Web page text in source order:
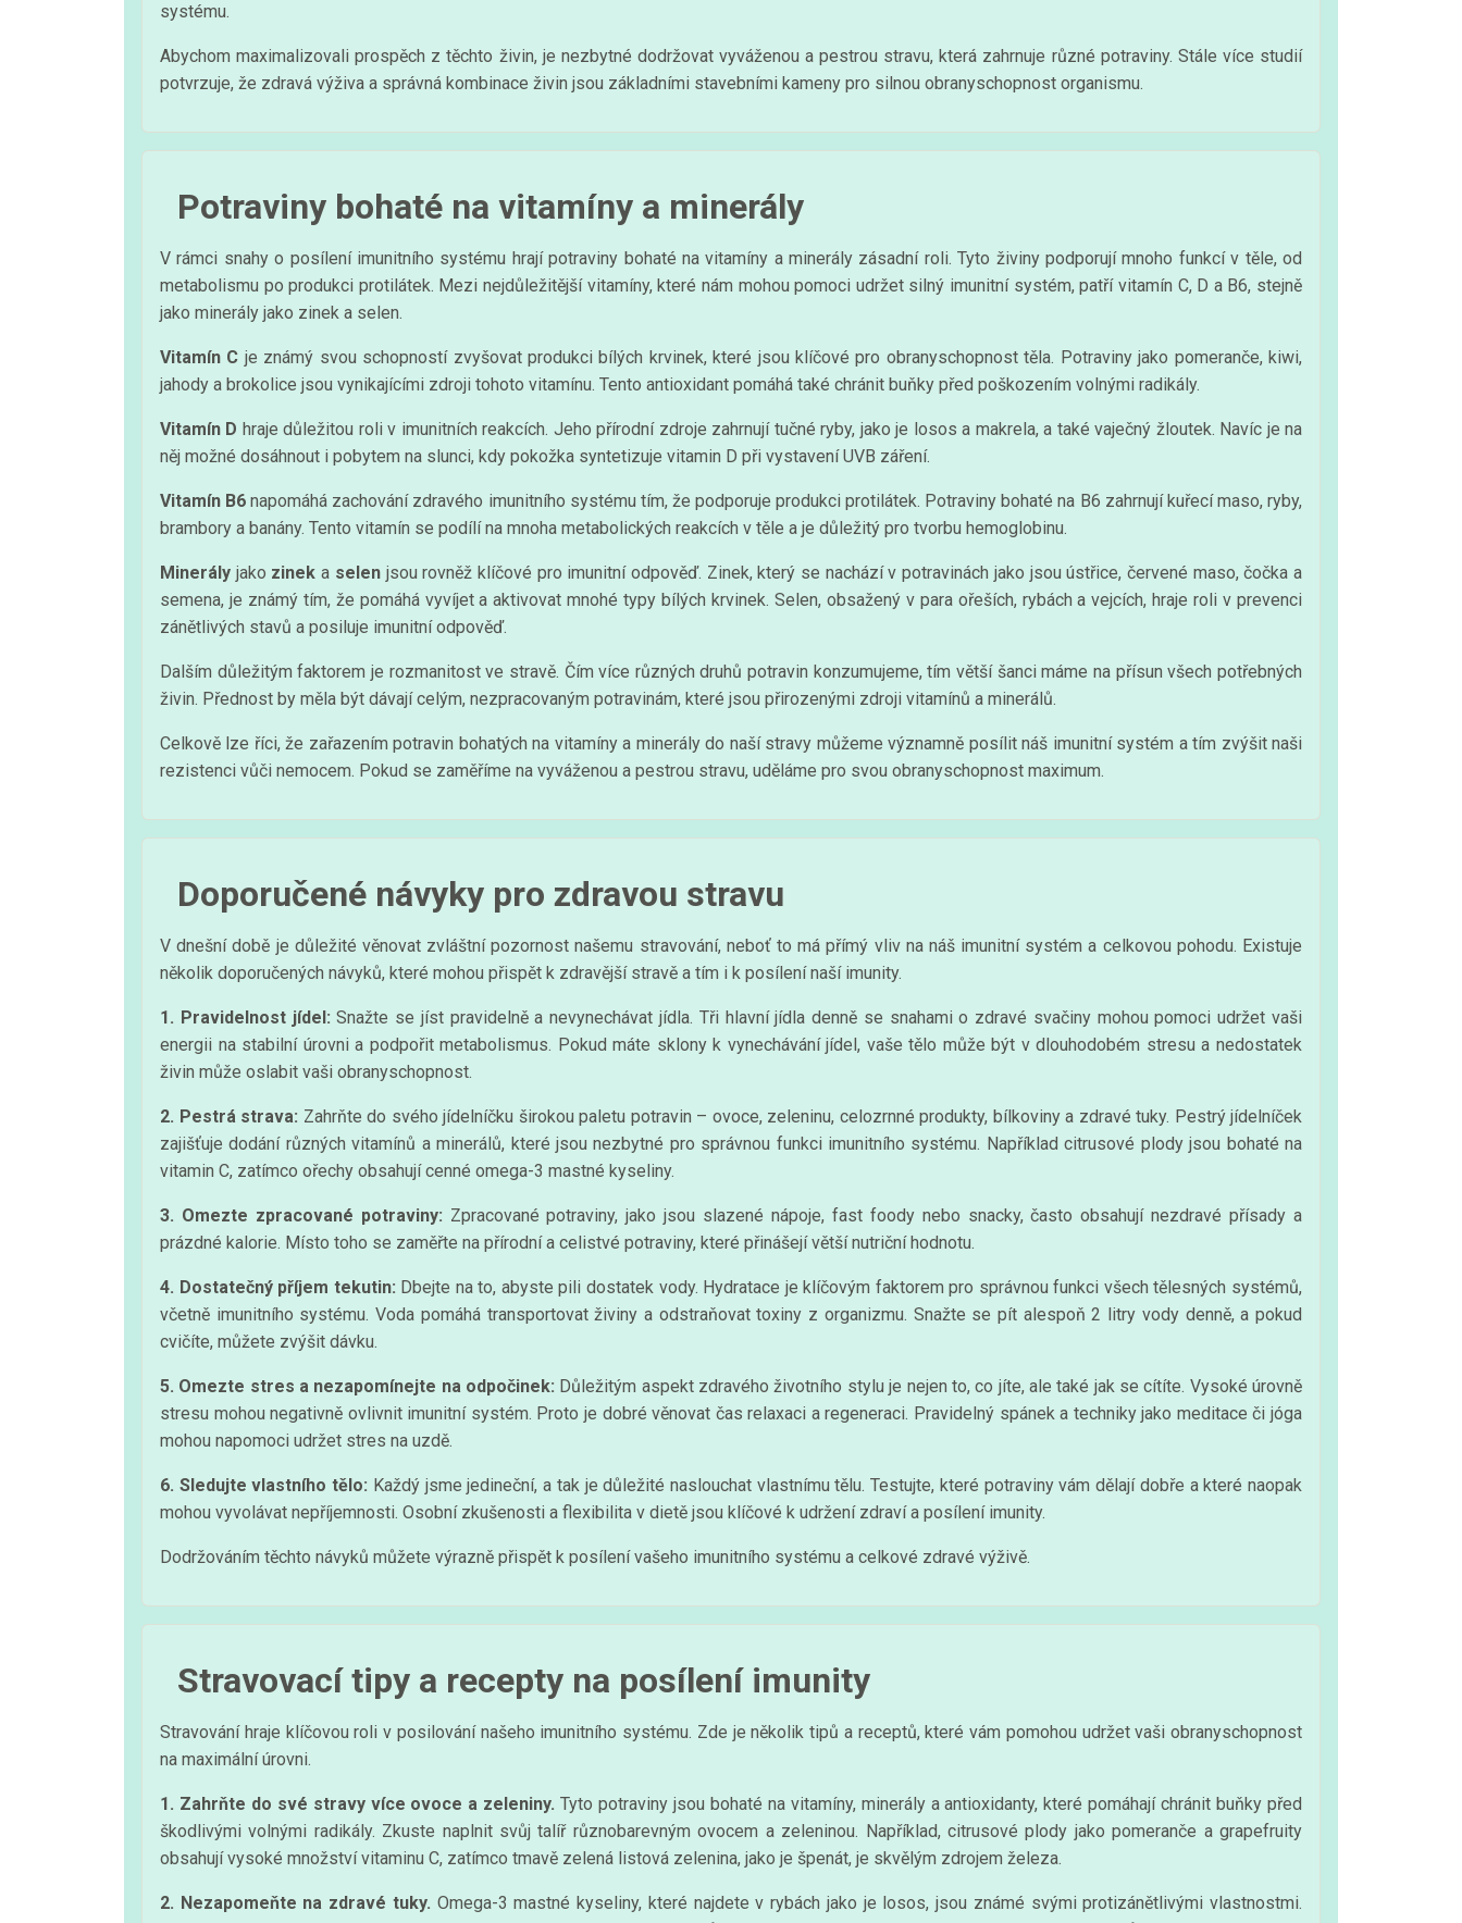
systému.
Abychom maximalizovali prospěch z těchto živin, je nezbytné dodržovat vyváženou a pestrou stravu, která zahrnuje různé potraviny. Stále více studií
potvrzuje, že zdravá výživa a správná kombinace živin jsou základními stavebními kameny pro silnou obranyschopnost organismu.
Potraviny bohaté na vitamíny a minerály
V rámci snahy o posílení imunitního systému hrají potraviny bohaté na vitamíny a minerály zásadní roli. Tyto živiny podporují mnoho funkcí v těle, od
metabolismu po produkci protilátek. Mezi nejdůležitější vitamíny, které nám mohou pomoci udržet silný imunitní systém, patří vitamín C, D a B6, stejně
jako minerály jako zinek a selen.
Vitamín C je známý svou schopností zvyšovat produkci bílých krvinek, které jsou klíčové pro obranyschopnost těla. Potraviny jako pomeranče, kiwi,
jahody a brokolice jsou vynikajícími zdroji tohoto vitamínu. Tento antioxidant pomáhá také chránit buňky před poškozením volnými radikály.
Vitamín D hraje důležitou roli v imunitních reakcích. Jeho přírodní zdroje zahrnují tučné ryby, jako je losos a makrela, a také vaječný žloutek. Navíc je na
něj možné dosáhnout i pobytem na slunci, kdy pokožka syntetizuje vitamin D při vystavení UVB záření.
Vitamín B6 napomáhá zachování zdravého imunitního systému tím, že podporuje produkci protilátek. Potraviny bohaté na B6 zahrnují kuřecí maso, ryby,
brambory a banány. Tento vitamín se podílí na mnoha metabolických reakcích v těle a je důležitý pro tvorbu hemoglobinu.
Minerály jako zinek a selenjsou rovněž klíčové pro imunitní odpověď. Zinek, který se nachází v potravinách jako jsou ústřice, červené maso, čočka a
semena, je známý tím, že pomáhá vyvíjet a aktivovat mnohé typy bílých krvinek. Selen, obsažený v para ořeších, rybách a vejcích, hraje roli v prevenci
zánětlivých stavů a posiluje imunitní odpověď.
Dalším důležitým faktorem je rozmanitost ve stravě. Čím více různých druhů potravin konzumujeme, tím větší šanci máme na přísun všech potřebných
živin. Přednost by měla být dávají celým, nezpracovaným potravinám, které jsou přirozenými zdroji vitamínů a minerálů.
Celkově lze říci, že zařazením potravin bohatých na vitamíny a minerály do naší stravy můžeme významně posílit náš imunitní systém a tím zvýšit naši
rezistenci vůči nemocem. Pokud se zaměříme na vyváženou a pestrou stravu, uděláme pro svou obranyschopnost maximum.
Doporučené návyky pro zdravou stravu
V dnešní době je důležité věnovat zvláštní pozornost našemu stravování, neboť to má přímý vliv na náš imunitní systém a celkovou pohodu. Existuje
několik doporučených návyků, které mohou přispět k zdravější stravě a tím i k posílení naší imunity.
1. Pravidelnost jídel: Snažte se jíst pravidelně a nevynechávat jídla. Tři hlavní jídla denně se snahami o zdravé svačiny mohou pomoci udržet vaši
energii na stabilní úrovni a podpořit metabolismus. Pokud máte sklony k vynechávání jídel, vaše tělo může být v dlouhodobém stresu a nedostatek
živin může oslabit vaši obranyschopnost.
2. Pestrá strava: Zahrňte do svého jídelníčku širokou paletu potravin – ovoce, zeleninu, celozrnné produkty, bílkoviny a zdravé tuky. Pestrý jídelníček
zajišťuje dodání různých vitamínů a minerálů, které jsou nezbytné pro správnou funkci imunitního systému. Například citrusové plody jsou bohaté na
vitamin C, zatímco ořechy obsahují cenné omega-3 mastné kyseliny.
3. Omezte zpracované potraviny: Zpracované potraviny, jako jsou slazené nápoje, fast foody nebo snacky, často obsahují nezdravé přísady a
prázdné kalorie. Místo toho se zaměřte na přírodní a celistvé potraviny, které přinášejí větší nutriční hodnotu.
4. Dostatečný příjem tekutin: Dbejte na to, abyste pili dostatek vody. Hydratace je klíčovým faktorem pro správnou funkci všech tělesných systémů,
včetně imunitního systému. Voda pomáhá transportovat živiny a odstraňovat toxiny z organizmu. Snažte se pít alespoň 2 litry vody denně, a pokud
cvičíte, můžete zvýšit dávku.
5. Omezte stres a nezapomínejte na odpočinek: Důležitým aspekt zdravého životního stylu je nejen to, co jíte, ale také jak se cítíte. Vysoké úrovně
stresu mohou negativně ovlivnit imunitní systém. Proto je dobré věnovat čas relaxaci a regeneraci. Pravidelný spánek a techniky jako meditace či jóga
mohou napomoci udržet stres na uzdě.
6. Sledujte vlastního tělo: Každý jsme jedineční, a tak je důležité naslouchat vlastnímu tělu. Testujte, které potraviny vám dělají dobře a které naopak
mohou vyvolávat nepříjemnosti. Osobní zkušenosti a flexibilita v dietě jsou klíčové k udržení zdraví a posílení imunity.
Dodržováním těchto návyků můžete výrazně přispět k posílení vašeho imunitního systému a celkové zdravé výživě.
Stravovací tipy a recepty na posílení imunity
Stravování hraje klíčovou roli v posilování našeho imunitního systému. Zde je několik tipů a receptů, které vám pomohou udržet vaši obranyschopnost
na maximální úrovni.
1. Zahrňte do své stravy více ovoce a zeleniny. Tyto potraviny jsou bohaté na vitamíny, minerály a antioxidanty, které pomáhají chránit buňky před
škodlivými volnými radikály. Zkuste naplnit svůj talíř různobarevným ovocem a zeleninou. Například, citrusové plody jako pomeranče a grapefruity
obsahují vysoké množství vitaminu C, zatímco tmavě zelená listová zelenina, jako je špenát, je skvělým zdrojem železa.
2. Nezapomeňte na zdravé tuky. Omega-3 mastné kyseliny, které najdete v rybách jako je losos, jsou známé svými protizánětlivými vlastnostmi.